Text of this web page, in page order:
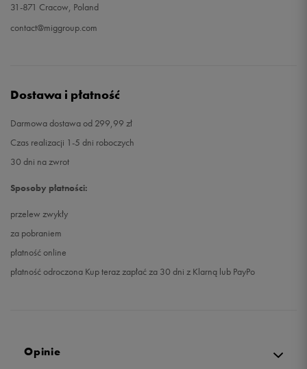
31-871 Cracow, Poland
contact@miggroup.com
Dostawa i płatność
Darmowa dostawa od 299,99 zł
Czas realizacji 1-5 dni roboczych
30 dni na zwrot
Sposoby płatności:
przelew zwykły
za pobraniem
płatność online
płatność odroczona Kup teraz zapłać za 30 dni z Klarną lub PayPo
Opinie